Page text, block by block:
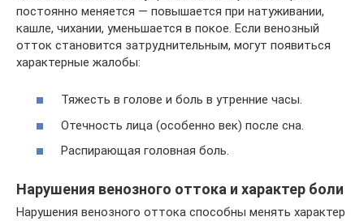
постоянно меняется — повышается при натуживании,
кашле, чихании, уменьшается в покое. Если венозный
отток становится затруднительным, могут появиться
характерные жалобы:
Тяжесть в голове и боль в утренние часы.
Отечность лица (особенно век) после сна.
Распирающая головная боль.
Нарушения венозного оттока и характер боли
Нарушения венозного оттока способны менять характер